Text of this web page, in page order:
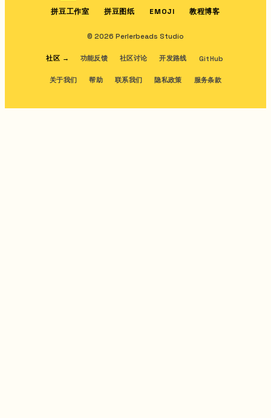
拼豆工作室 拼豆图纸 EMOJI 教程博客
© 2026 Perlerbeads Studio
社区 → 功能反馈 社区讨论 开发路线 GitHub
关于我们 帮助 联系我们 隐私政策 服务条款